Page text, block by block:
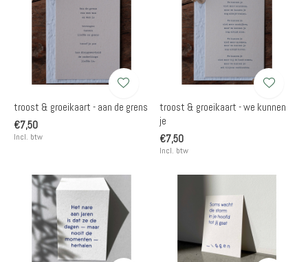
troost & groeikaart - aan de grens
€7,50
Incl. btw
troost & groeikaart - we kunnen
je
€7,50
Incl. btw